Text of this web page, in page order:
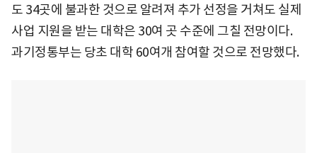
도 34곳에 불과한 것으로 알려져 추가 선정을 거쳐도 실제
사업 지원을 받는 대학은 30여 곳 수준에 그칠 전망이다.
과기정통부는 당초 대학 60여개 참여할 것으로 전망했다.